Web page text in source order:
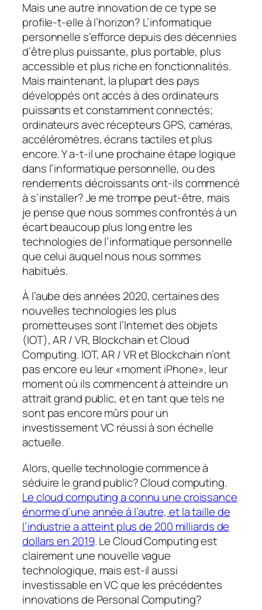
Mais une autre innovation de ce type se
profile-t-elle à l’horizon? L’informatique
personnelle s’efforce depuis des décennies
d’être plus puissante, plus portable, plus
accessible et plus riche en fonctionnalités.
Mais maintenant, la plupart des pays
développés ont accès à des ordinateurs
puissants et constamment connectés;
ordinateurs avec récepteurs GPS, caméras,
accéléromètres, écrans tactiles et plus
encore. Y a-t-il une prochaine étape logique
dans l’informatique personnelle, ou des
rendements décroissants ont-ils commencé
à s’installer? Je me trompe peut-être, mais
je pense que nous sommes confrontés à un
écart beaucoup plus long entre les
technologies de l’informatique personnelle
que celui auquel nous nous sommes
habitués.
À l’aube des années 2020, certaines des
nouvelles technologies les plus
prometteuses sont l’Internet des objets
(IOT), AR / VR, Blockchain et Cloud
Computing. IOT, AR / VR et Blockchain n’ont
pas encore eu leur «moment iPhone», leur
moment où ils commencent à atteindre un
attrait grand public, et en tant que tels ne
sont pas encore mûrs pour un
investissement VC réussi à son échelle
actuelle.
Alors, quelle technologie commence à
séduire le grand public? Cloud computing.
Le cloud computing a connu une croissance
énorme d’une année à l’autre, et la taille de
l’industrie a atteint plus de 200 milliards de
dollars en 2019. Le Cloud Computing est
clairement une nouvelle vague
technologique, mais est-il aussi
investissable en VC que les précédentes
innovations de Personal Computing?